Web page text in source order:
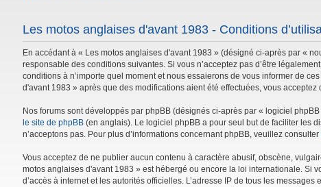
Les motos anglaises d'avant 1983 - Conditions
En accédant à « Les motos anglaises d'avant 1983 » (désigné ci-après par «
responsable des conditions suivantes. Si vous n’acceptez pas d’être
conditions à n’importe quel moment et nous essaierons de vous informer de
d'avant 1983 » après que des modifications aient été effectuées, vous
Nos forums sont développés par phpBB (désignés ci-après par « logiciel
le site de phpBB (en anglais). Le logiciel phpBB a pour seul but de faciliter les
n’acceptons pas. Pour plus d’informations concernant phpBB, veuillez consulter
Vous acceptez de ne publier aucun contenu à caractère abusif, obscène,
motos anglaises d'avant 1983 » est hébergé ou encore la loi internationale. Si
d’accès à internet et les autorités officielles. L’adresse IP de tous les